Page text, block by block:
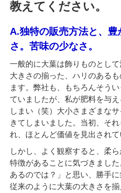
教えてください。
A.独特の販売方法と、
さ。苦味の少なさ。
一般的に大葉は飾りものとして
大きさの揃った、ハリのある
ます。弊社も、もちろんそう
ていましたが、私が肥料を与
しまい（笑）大小さまざまな
きてしまいました。当初、そ
れ、ほとんど価値を見出されて
しかし、よく観察すると、柔
特徴があることに気づきまし
あるのでは？」と思い、勝手に
従来のように大葉の大きさを揃